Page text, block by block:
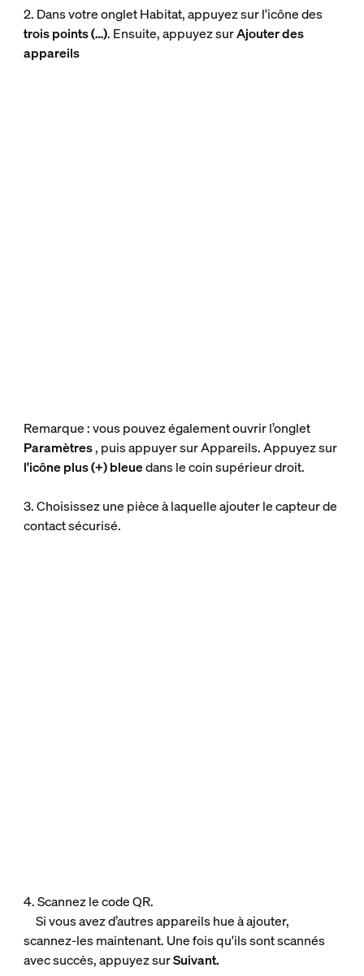
2. Dans votre onglet Habitat, appuyez sur l'icône des
trois points (…). Ensuite, appuyez surAjouter des
appareils
Remarque : vous pouvez également ouvrir l’onglet
Paramètres, puis appuyer sur Appareils. Appuyez sur
l'icône plus (+) bleuedans le coin supérieur droit.
3. Choisissez une pièce à laquelle ajouter le capteur de
contact sécurisé.
4. Scannez le code QR.
Si vous avez d’autres appareils hue à ajouter,
scannez-les maintenant. Une fois qu'ils sont scannés
avec succès, appuyez surSuivant.